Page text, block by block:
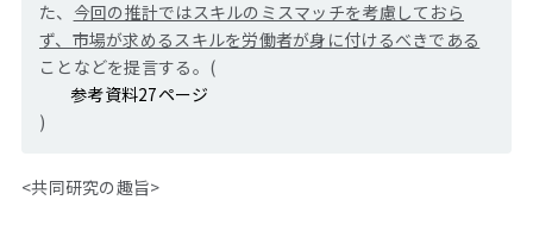
た、 今回の推計ではスキルのミスマッチを考慮しておら
ず、市場が求めるスキルを労働者が身に付けるべきである
ことなどを提言する。(
参考資料27ページ
)
<共同研究の趣旨>